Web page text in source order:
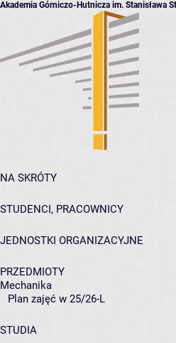
Akademia Górniczo-Hutnicza im. Stanisława
NA SKRÓTY
STUDENCI, PRACOWNICY
JEDNOSTKI ORGANIZACYJNE
PRZEDMIOTY
Mechanika
Plan zajęć w 25/26-L
STUDIA